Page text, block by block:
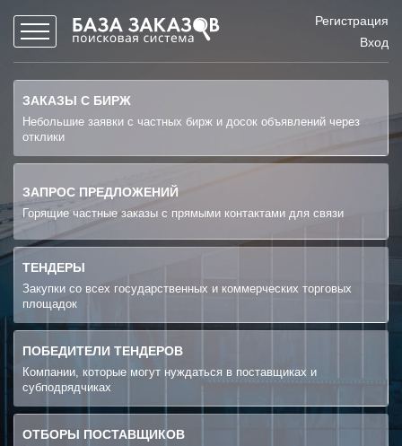
Регистрация
Вход
ЗАКАЗЫ С БИРЖ
Небольшие заявки с частных бирж и досок объявлений через
отклики
ЗАПРОС ПРЕДЛОЖЕНИЙ
Горящие частные заказы с прямыми контактами для связи
ТЕНДЕРЫ
Закупки со всех государственных и коммерческих торговых
площадок
ПОБЕДИТЕЛИ ТЕНДЕРОВ
Компании, которые могут нуждаться в поставщиках и
субподрядчиках
ОТБОРЫ ПОСТАВЩИКОВ